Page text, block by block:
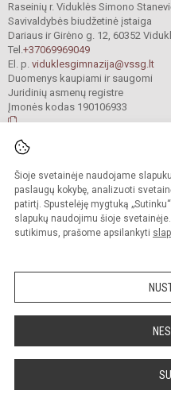
Šioje svetainėje naudojame
paslaugų kokybę, analizuoti
patirtį. Spustelėję mygtuką
slapukų naudojimu šioje
sutikimus, prašome apsilankyti
Raseinių r. Viduklės Simono
Savivaldybės biudžetinė įstaiga
Dariaus ir Girėno g. 12, 60352
Tel.+37069969049
El. p. viduklesgimnazija@vssg.lt
Duomenys kaupiami ir saugomi
Juridinių asmenų registre
Įmonės kodas 190106933
Kopijuoti turinį be raštiško
Prieinamumo
Sumanus būdas atnaujinti